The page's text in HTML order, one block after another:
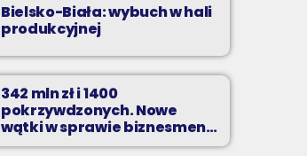
Bielsko-Biała: wybuch w hali
produkcyjnej
342 mln zł i 1400
pokrzywdzonych. Nowe
wątki w sprawie biznesmena
z Bielska-Białej